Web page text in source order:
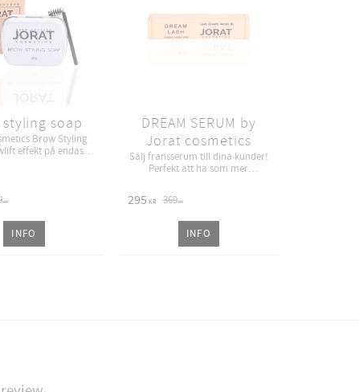
styling soap
Brow Styling
effekt på endast 2
KR
INFO
DREAM SERUM by
Jorat cosmetics
Sälj fransserum till dina kunder!
Perfekt att ha som mer
295 KR 369KR
INFO